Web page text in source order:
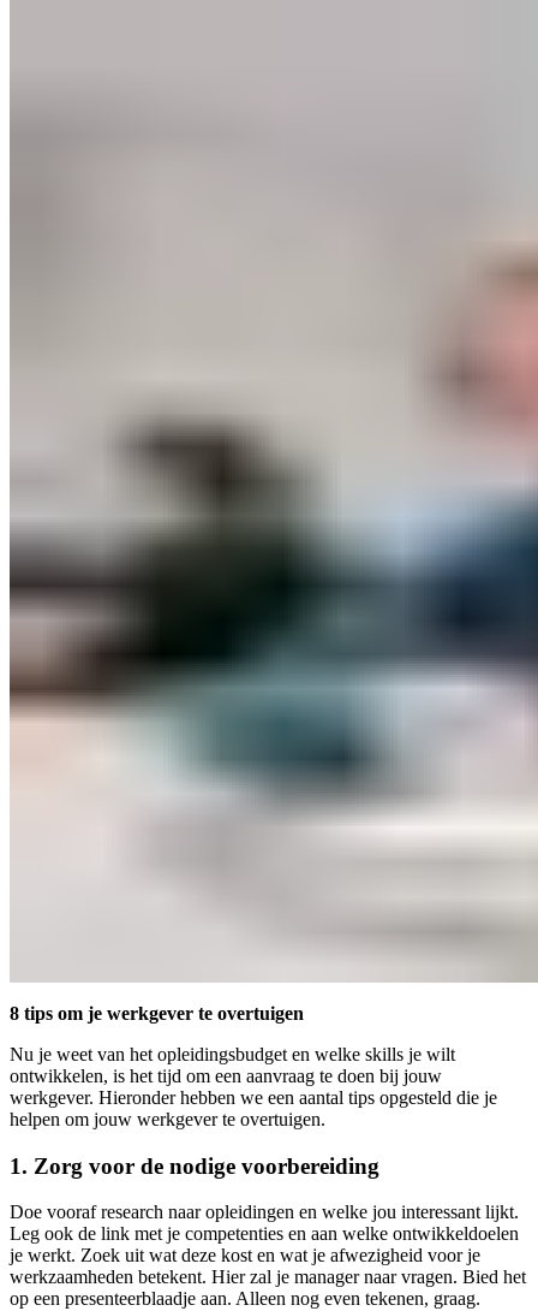
8 tips om je werkgever te overtuigen
Nu je weet van het opleidingsbudget en welke skills je wilt
ontwikkelen, is het tijd om een aanvraag te doen bij jouw
werkgever. Hieronder hebben we een aantal tips opgesteld die je
helpen om jouw werkgever te overtuigen.
1. Zorg voor de nodige voorbereiding
Doe vooraf research naar opleidingen en welke jou interessant lijkt.
Leg ook de link met je competenties en aan welke ontwikkeldoelen
je werkt. Zoek uit wat deze kost en wat je afwezigheid voor je
werkzaamheden betekent. Hier zal je manager naar vragen. Bied het
op een presenteerblaadje aan. Alleen nog even tekenen, graag.